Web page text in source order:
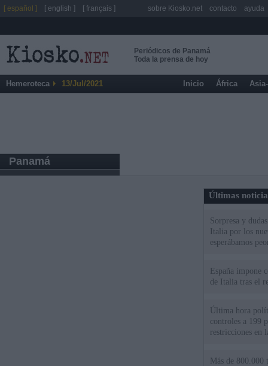
Periódicos de Panamá
Toda la prensa de hoy
Hemeroteca 13/Jul/2021 Inicio África
Panamá
Últimas
Sorpresa y
Italia por los
esperábamos
España impone
de Italia tras el
Última hora
controles a 199
restricciones en
Más de 800.000
[ español ] [ english ] [ français ] sobre Kiosko.net contacto ayuda